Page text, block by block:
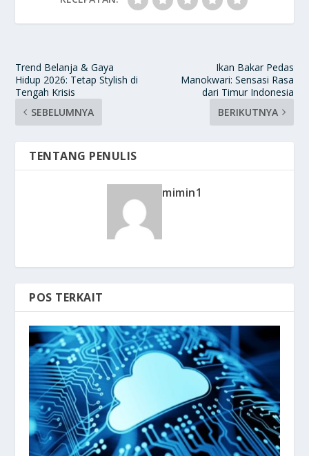
Trend Belanja & Gaya
Hidup 2026: Tetap Stylish di
Tengah Krisis
SEBELUMNYA
Ikan Bakar Pedas
Manokwari: Sensasi Rasa
dari Timur Indonesia
BERIKUTNYA
TENTANG PENULIS
mimin1
POS TERKAIT